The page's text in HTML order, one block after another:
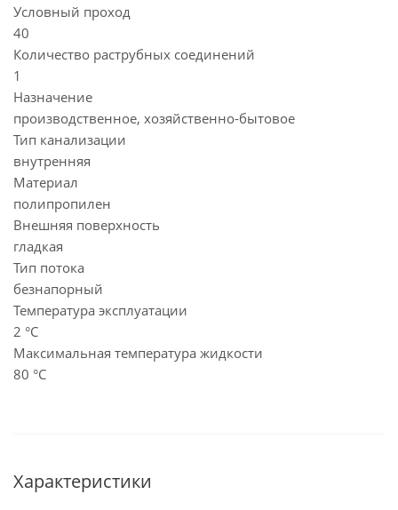
Условный проход
40
Количество раструбных соединений
1
Назначение
производственное, хозяйственно-бытовое
Тип канализации
внутренняя
Материал
полипропилен
Внешняя поверхность
гладкая
Тип потока
безнапорный
Температура эксплуатации
2 °C
Максимальная температура жидкости
80 °C
Характеристики